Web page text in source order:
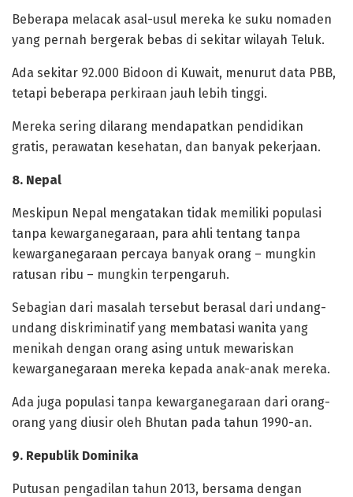
Beberapa melacak asal-usul mereka ke suku nomaden
yang pernah bergerak bebas di sekitar wilayah Teluk.
‎Ada sekitar 92.000 Bidoon di Kuwait, menurut data PBB,
tetapi beberapa perkiraan jauh lebih tinggi.
Mereka sering dilarang mendapatkan pendidikan
gratis, perawatan kesehatan, dan banyak pekerjaan.
‎8. Nepal
‎Meskipun Nepal mengatakan tidak memiliki populasi
tanpa kewarganegaraan, para ahli tentang tanpa
kewarganegaraan percaya banyak orang – mungkin
ratusan ribu – mungkin terpengaruh.
‎Sebagian dari masalah tersebut berasal dari undang-
undang diskriminatif yang membatasi wanita yang
menikah dengan orang asing untuk mewariskan
kewarganegaraan mereka kepada anak-anak mereka.
Ada juga populasi tanpa kewarganegaraan dari orang-
orang yang diusir oleh Bhutan pada tahun 1990-an.
‎9. Republik Dominika
‎Putusan pengadilan tahun 2013, bersama dengan